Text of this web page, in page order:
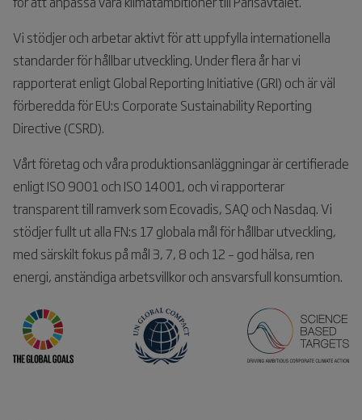
Vi stödjer och arbetar aktivt för att uppfylla internationella
standarder för hållbar utveckling. Under flera år har vi
rapporterat enligt Global Reporting Initiative (GRI) och är väl
förberedda för EU:s Corporate Sustainability Reporting
Directive (CSRD).
Vårt företag och våra produktionsanläggningar är certifierade
enligt ISO 9001 och ISO 14001, och vi rapporterar
transparent till ramverk som Ecovadis, SAQ och Nasdaq. Vi
stödjer fullt ut alla FN:s 17 globala mål för hållbar utveckling,
med särskilt fokus på mål 3, 7, 8 och 12 – god hälsa, ren
energi, anständiga arbetsvillkor och ansvarsfull konsumtion.